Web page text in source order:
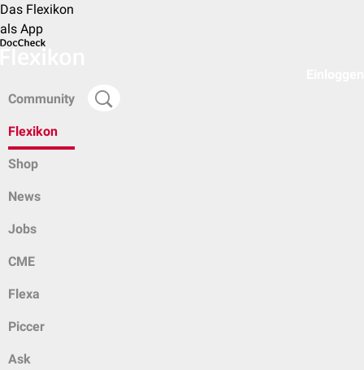
Das Flexikon
als App
Community
Flexikon
Shop
News
Jobs
CME
Flexa
Piccer
Ask